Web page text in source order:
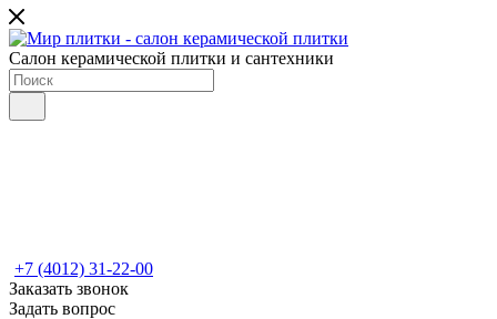
Салон керамической плитки и сантехники
+7 (4012) 31-22-00
Заказать звонок
Задать вопрос